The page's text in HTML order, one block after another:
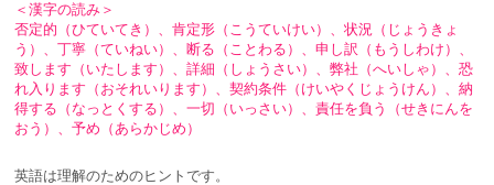
＜漢字の読み＞
否定的（ひていてき）、肯定形（こうていけい）、状況（じょうきょ
う）、丁寧（ていねい）、 断る（ことわる）、申し訳（もうしわけ）、
致します（いたします）、詳細（しょうさい）、弊社（へいしゃ）、恐
れ入ります（おそれいります）、契約条件（けいやくじょうけん）、納
得する（なっとくする）、一切（いっさい）、責任を負う（せきにんを
おう）、予め（あらかじめ）
英語は理解のためのヒントです。